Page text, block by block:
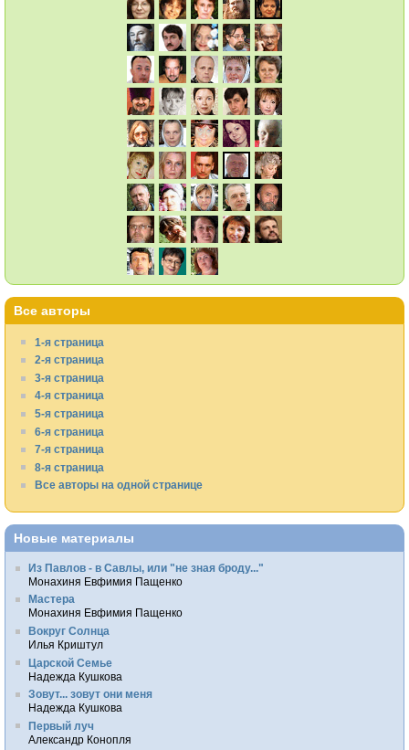
Все авторы
1-я страница
2-я страница
3-я страница
4-я страница
5-я страница
6-я страница
7-я страница
8-я страница
Все авторы на одной странице
Новые материалы
Из Павлов - в Савлы, или "не зная броду..."
Монахиня Евфимия Пащенко
Мастера
Монахиня Евфимия Пащенко
Вокруг Солнца
Илья Криштул
Царской Семье
Надежда Кушкова
Зовут... зовут они меня
Надежда Кушкова
Первый луч
Александр Конопля